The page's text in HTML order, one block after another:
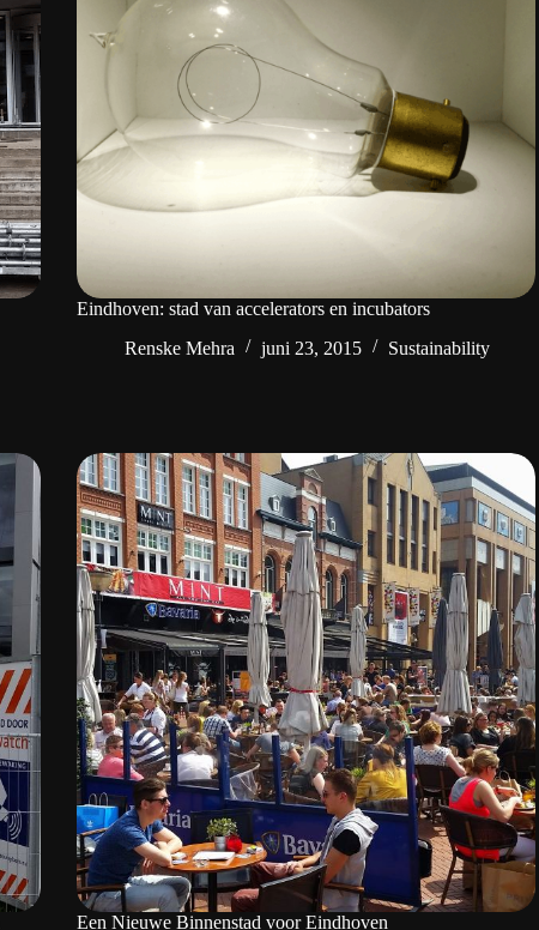
Eindhoven: stad van accelerators en incubators
Renske Mehra
juni 23, 2015 Sustainability
Een Nieuwe Binnenstad voor Eindhoven